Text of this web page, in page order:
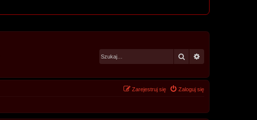
Szukaj
Zaloguj się
Zarejestruj się